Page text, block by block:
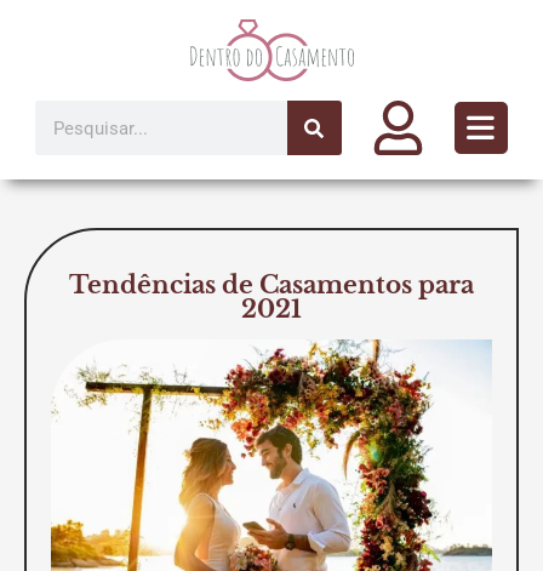
Tendências de Casamentos para
2021